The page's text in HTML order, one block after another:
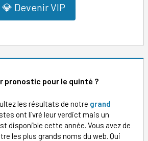
💎 Devenir VIP
pronostic pour le quinté ?
les résultats de notre grand
ont livré leur verdict mais un
disponible cette année. Vous avez de
les plus grands noms du web. Qui